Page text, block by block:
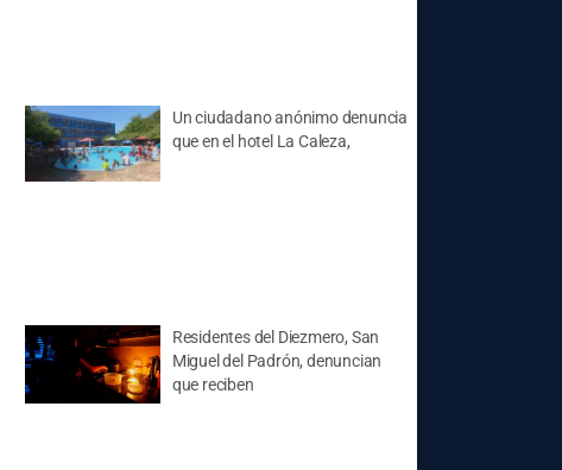
Un ciudadano anónimo denuncia
que en el hotel La Caleza,
Residentes del Diezmero, San
Miguel del Padrón, denuncian
que reciben